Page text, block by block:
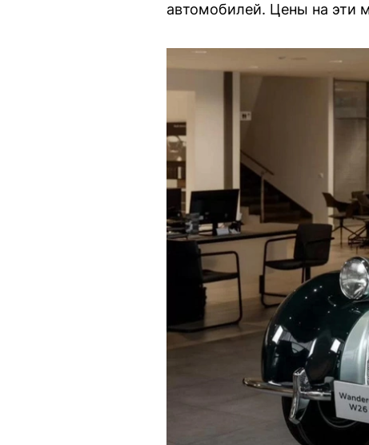
автомобилей. Цены на эти